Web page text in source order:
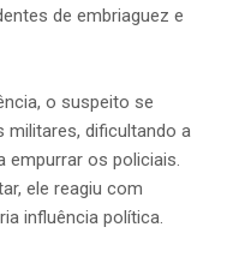
de embriaguez e
o suspeito se
dificultando a
empurrar os policiais.
ele reagiu com
influência política.